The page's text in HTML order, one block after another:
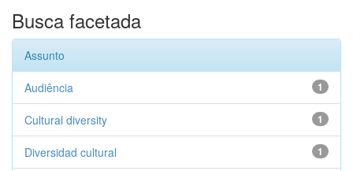
Busca facetada
Assunto
1
Audiência
1
Cultural diversity
1
Diversidad cultural